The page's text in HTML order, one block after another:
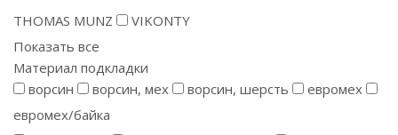
THOMAS MUNZ
VIKONTY
Показать все
Материал подкладки
ворсин
ворсин, мех ворсин, шерсть
евромех
евромех/байка